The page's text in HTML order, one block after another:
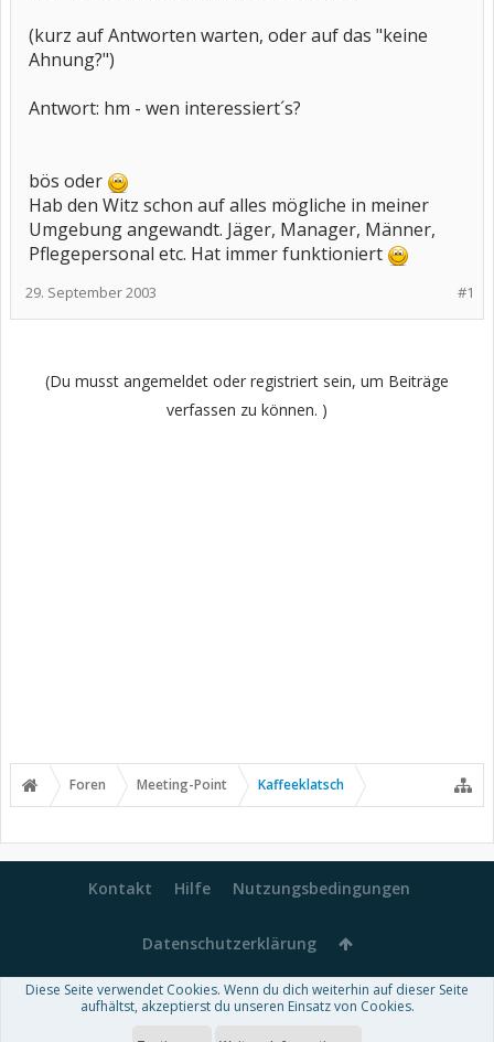
(kurz auf Antworten warten, oder auf das "keine
Ahnung?")
Antwort: hm - wen interessiert´s?
bös oder
Hab den Witz schon auf alles mögliche in meiner
Umgebung angewandt. Jäger, Manager, Männer,
Pflegepersonal etc. Hat immer funktioniert
#1
29. September 2003
(Du musst angemeldet oder registriert sein, um Beiträge
verfassen zu können. )
Foren Meeting-Point Kaffeeklatsch
Kontakt Hilfe Nutzungsbedingungen
Datenschutzerklärung
Forum software by XenForo™-Deutsch von xenDach
Diese Seite verwendet Cookies. Wenn du dich weiterhin auf dieser Seite
aufhältst, akzeptierst du unseren Einsatz von Cookies.